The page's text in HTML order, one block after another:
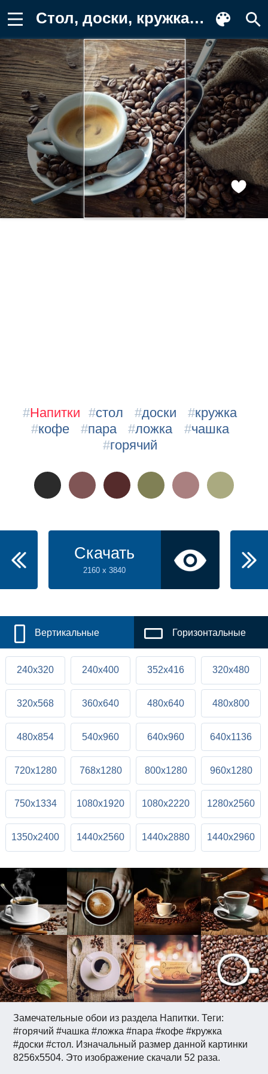
Стол, доски, кружка, кофе, пара, ложка Фотография
Замечательные обои из раздела Напитки. Теги:
#горячий #чашка #ложка #пара #кофе #кружка
#доски #стол. Изначальный размер данной картинки
8256x5504. Это изображение скачали 52 раза.
#Напитки #стол #доски #кружка
#кофе #пара #ложка #чашка
#горячий
Скачать
2160 x 3840
Вертикальные Горизонтальные
240x320 240x400 352x416 320x480
320x568 360x640 480x640 480x800
480x854 540x960 640x960 640x1136
720x1280 768x1280 800x1280 960x1280
750x1334 1080x1920 1080x2220 1280x2560
1350x2400 1440x2560 1440x2880 1440x2960